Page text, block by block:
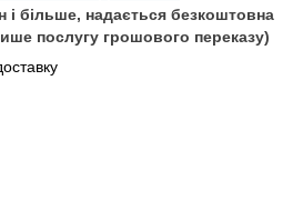
і більше, надається безкоштовна
послугу грошового переказу)